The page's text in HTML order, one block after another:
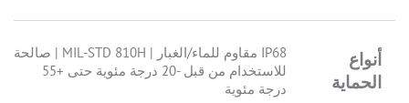
أنواع
الحماية
IP68 مقاوم للماء/الغبار | MIL-STD 810H | صالحة
للاستخدام من قبل -20 درجة مئوية حتى +55
درجة مئوية